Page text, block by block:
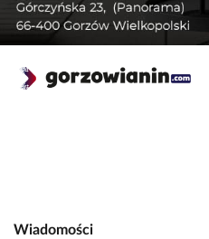
Wiadomości